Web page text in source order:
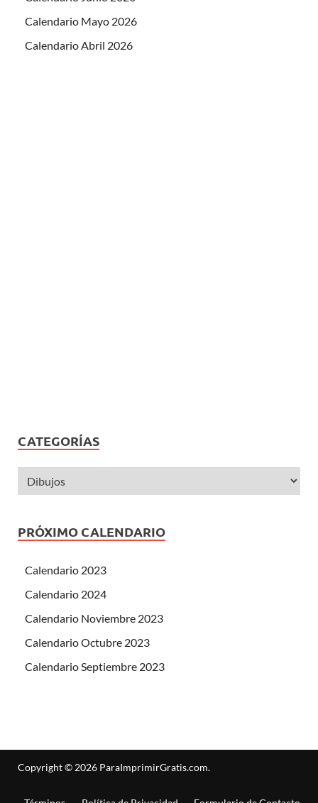
Calendario Mayo 2026
Calendario Abril 2026
CATEGORÍAS
PRÓXIMO CALENDARIO
Calendario 2023
Calendario 2024
Calendario Noviembre 2023
Calendario Octubre 2023
Calendario Septiembre 2023
Copyright © 2026 ParaImprimirGratis.com.